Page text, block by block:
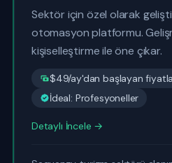
Sektör için özel olarak
otomasyon platformu.
kişiselleştirme ile öne çıkar.
$49/ay'dan başlayan
İdeal: Profesyoneller
Detaylı İncele →